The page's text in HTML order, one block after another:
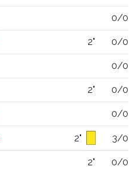
0/0
2" 0/0
0/0
2" 0/0
0/0
2" 3/0
2" 0/0